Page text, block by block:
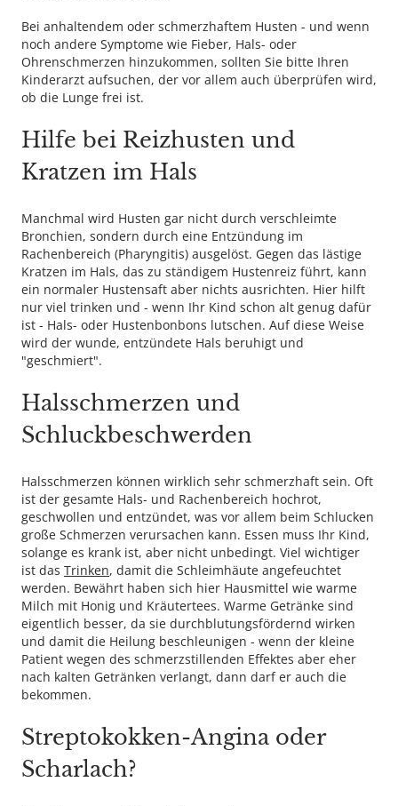
Bei anhaltendem oder schmerzhaftem Husten - und wenn
noch andere Symptome wie Fieber, Hals- oder
Ohrenschmerzen hinzukommen, sollten Sie bitte Ihren
Kinderarzt aufsuchen, der vor allem auch überprüfen wird,
ob die Lunge frei ist.
Hilfe bei Reizhusten und
Kratzen im Hals
Manchmal wird Husten gar nicht durch verschleimte
Bronchien, sondern durch eine Entzündung im
Rachenbereich (Pharyngitis) ausgelöst. Gegen das lästige
Kratzen im Hals, das zu ständigem Hustenreiz führt, kann
ein normaler Hustensaft aber nichts ausrichten. Hier hilft
nur viel trinken und - wenn Ihr Kind schon alt genug dafür
ist - Hals- oder Hustenbonbons lutschen. Auf diese Weise
wird der wunde, entzündete Hals beruhigt und
"geschmiert".
Halsschmerzen und
Schluckbeschwerden
Halsschmerzen können wirklich sehr schmerzhaft sein. Oft
ist der gesamte Hals- und Rachenbereich hochrot,
geschwollen und entzündet, was vor allem beim Schlucken
große Schmerzen verursachen kann. Essen muss Ihr Kind,
solange es krank ist, aber nicht unbedingt. Viel wichtiger
ist das Trinken, damit die Schleimhäute angefeuchtet
werden. Bewährt haben sich hier Hausmittel wie warme
Milch mit Honig und Kräutertees. Warme Getränke sind
eigentlich besser, da sie durchblutungsfördernd wirken
und damit die Heilung beschleunigen - wenn der kleine
Patient wegen des schmerzstillenden Effektes aber eher
nach kalten Getränken verlangt, dann darf er auch die
bekommen.
Streptokokken-Angina oder
Scharlach?